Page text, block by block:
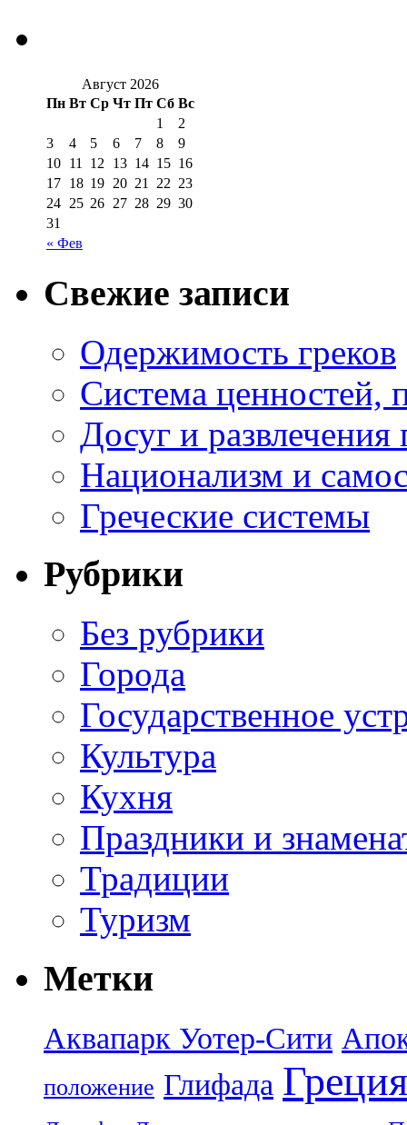
Август 2026
Пн Вт Ср Чт Пт Сб Вс
« Фев
1
2
3
4 5 6 7 8
9
10 11 12 13 14 15 16
17 18 19 20 21 22 23
24 25 26 27 28 29 30
31
Свежие записи
Одержимость греков
Система ценностей,
Досуг и развлечения
Национализм и
Греческие системы
Рубрики
Без рубрики
Города
Государственное
Культура
Кухня
Праздники и
Традиции
Туризм
Метки
Аквапарк Уотер-Сити
положение Глифада Греция